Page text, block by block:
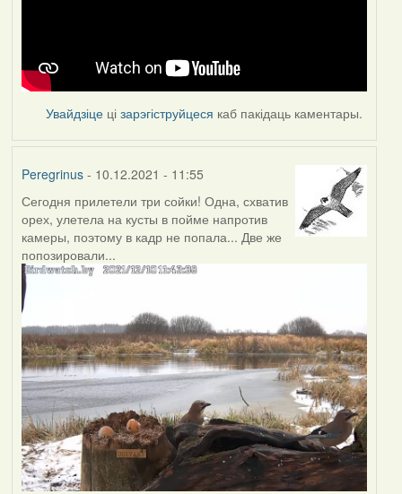
Увайдзіце цізарэгіструйцеся каб пакідаць каментары.
Peregrinus- 10.12.2021 - 11:55
Сегодня прилетели три сойки! Одна, схватив
орех, улетела на кусты в пойме напротив
камеры, поэтому в кадр не попала... Две же
попозировали...